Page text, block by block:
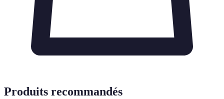
Produits recommandés